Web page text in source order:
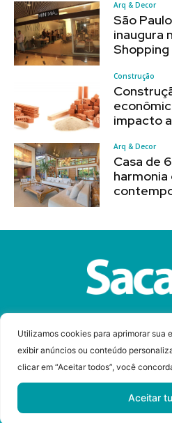
Utilizamos cookies para aprimorar sua
exibir anúncios ou conteúdo
clicar em “Aceitar todos”, você
Aceitar
Arq & Decor
São
inaugura
Shopping
Construção
impacto
Arq & Decor
Casa de
Desenvolvido